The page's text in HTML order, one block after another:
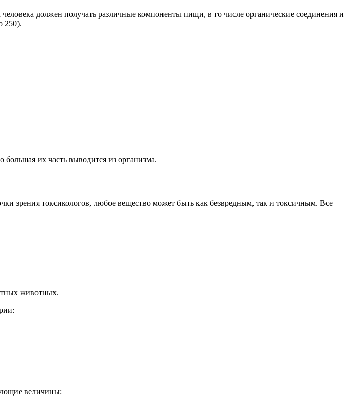
должен получать различные компоненты пищи, в то числе органические соединения и
250).
их часть выводится из организма.
зрения токсикологов, любое вещество может быть как безвредным, так и токсичным. Все
животных.
величины: